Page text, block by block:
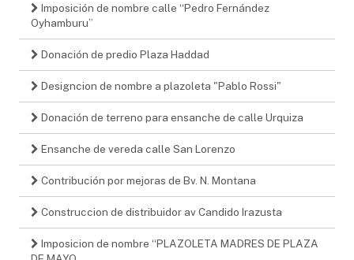
Imposición de nombre calle “Pedro Fernández
Oyhamburu”
Donación de predio Plaza Haddad
Designcion de nombre a plazoleta "Pablo Rossi"
Donación de terreno para ensanche de calle Urquiza
Ensanche de vereda calle San Lorenzo
Contribución por mejoras de Bv. N. Montana
Construccion de distribuidor av Candido Irazusta
Imposicion de nombre “PLAZOLETA MADRES DE PLAZA